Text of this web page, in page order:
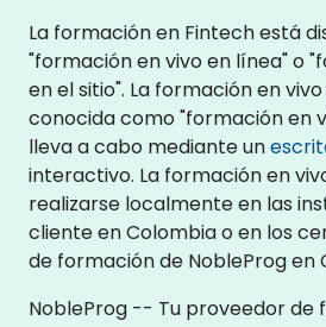
La formación en Fintech está
"formación en vivo en línea" o
en el sitio". La formación en
conocida como "formación en
lleva a cabo mediante un
interactivo. La formación en
realizarse localmente en las
cliente en Colombia o en los
de formación de NobleProg en
NobleProg -- Tu proveedor de